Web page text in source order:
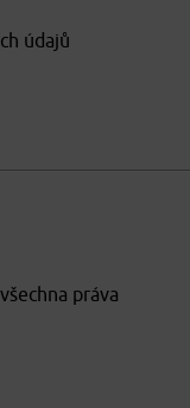
údajů
všechna práva